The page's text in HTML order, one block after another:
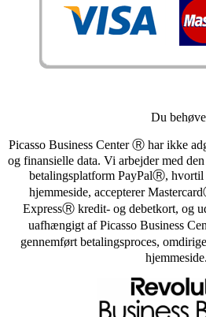
Du
Picasso Business Center Ⓡ har ikke
og finansielle data. Vi arbejder med
betalingsplatform PayPalⓇ,
hjemmeside, accepterer
ExpressⓇ kredit- og debetkort, og
uafhængigt af Picasso Business
gennemført betalingsproces,
hjemmeside.